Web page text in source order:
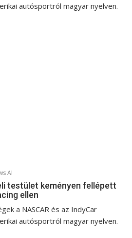
autósportról magyar nyelven.
AI
testület keményen fellépett
ellen
a NASCAR és az IndyCar
autósportról magyar nyelven.